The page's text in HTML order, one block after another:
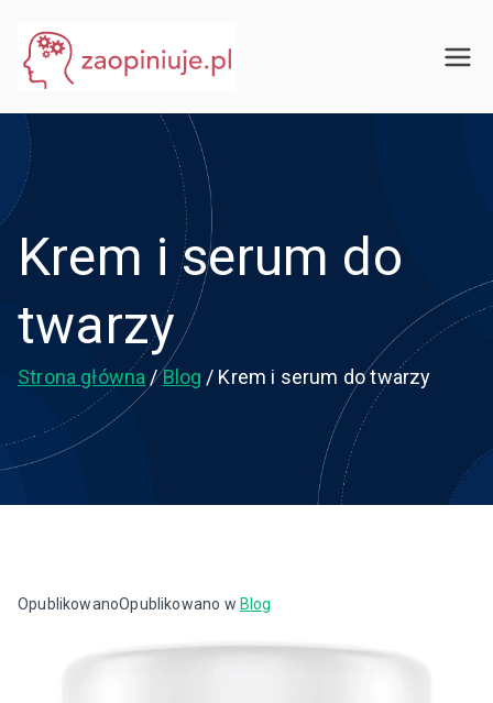
treści
Krem i serum do
twarzy
Strona główna Blog Krem i serum do twarzy
OpublikowanoOpublikowano w Blog